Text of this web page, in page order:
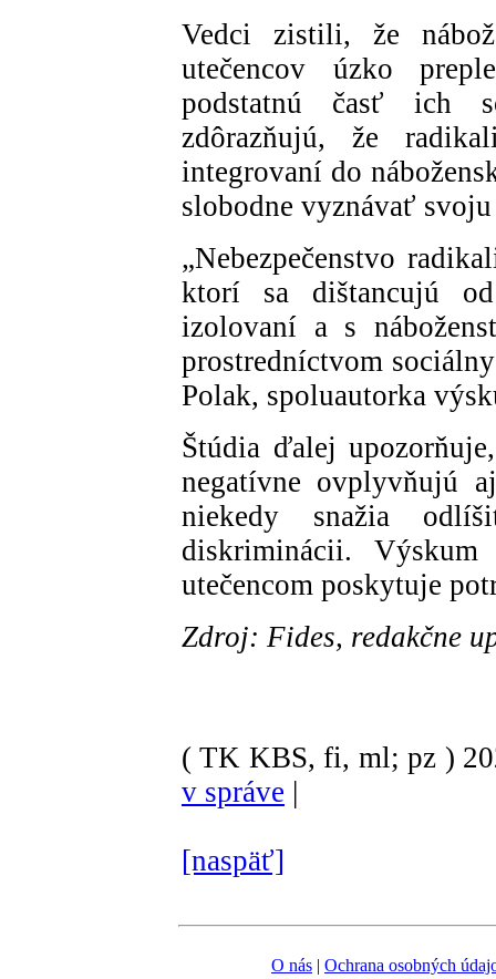
Vedci zistili, že
utečencov úzko
podstatnú časť ich
zdôrazňujú, že
integrovaní do
slobodne vyznávať
„Nebezpečenstvo
ktorí sa dištancujú od
izolovaní a s
prostredníctvom
Polak, spoluautorka
Štúdia ďalej
negatívne ovplyvňujú
niekedy snažia
diskriminácii.
utečencom poskytuje
Zdroj: Fides, redakčne
( TK KBS, fi, ml; pz )
v správe |
[naspäť]
O nás | Ochrana osobných